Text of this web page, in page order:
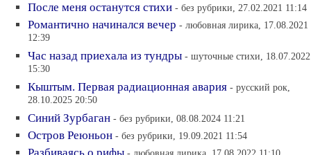
После меня останутся стихи - без рубрики, 27.02.2021 11:14
Романтично начинался вечер - любовная лирика, 17.08.2021
12:39
Час назад приехала из тундры - шуточные стихи, 18.07.2022
15:30
Кыштым. Первая радиационная авария - русский рок,
28.10.2025 20:50
Синий Зурбаган - без рубрики, 08.08.2024 11:21
Остров Реюньон - без рубрики, 19.09.2021 11:54